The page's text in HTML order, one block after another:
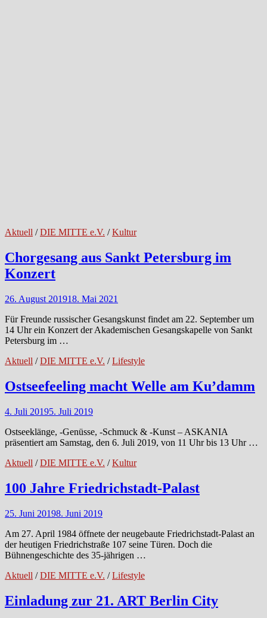
Aktuell /DIE MITTE e.V. /Kultur
Chorgesang aus Sankt Petersburg im
Konzert
26. August 201918. Mai 2021
Für Freunde russischer Gesangskunst findet am 22. September um
14 Uhr ein Konzert der Akademischen Gesangskapelle von Sankt
Petersburg im …
Aktuell /DIE MITTE e.V. /Lifestyle
Ostseefeeling macht Welle am Ku’damm
4. Juli 20195. Juli 2019
Ostseeklänge, -Genüsse, -Schmuck & -Kunst – ASKANIA
präsentiert am Samstag, den 6. Juli 2019, von 11 Uhr bis 13 Uhr …
Aktuell /DIE MITTE e.V. /Kultur
100 Jahre Friedrichstadt-Palast
25. Juni 20198. Juni 2019
Am 27. April 1984 öffnete der neugebaute Friedrichstadt-Palast an
der heutigen Friedrichstraße 107 seine Türen. Doch die
Bühnengeschichte des 35-jährigen …
Aktuell /DIE MITTE e.V. /Lifestyle
Einladung zur 21. ART Berlin City